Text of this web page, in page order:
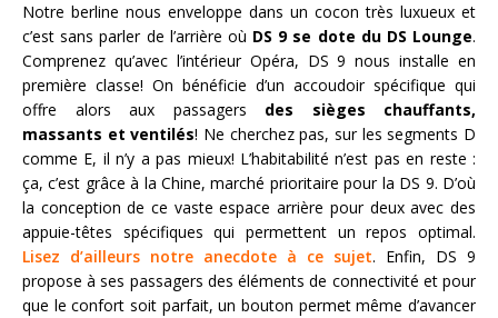
Notre berline nous enveloppe dans un cocon très luxueux et
c’est sans parler de l’arrière où DS 9 se dote du DS Lounge.
Comprenez qu’avec l’intérieur Opéra, DS 9 nous installe en
première classe! On bénéficie d’un accoudoir spécifique qui
offre alors aux passagers des sièges chauffants,
massants et ventilés! Ne cherchez pas, sur les segments D
comme E, il n’y a pas mieux! L’habitabilité n’est pas en reste :
ça, c’est grâce à la Chine, marché prioritaire pour la DS 9. D’où
la conception de ce vaste espace arrière pour deux avec des
appuie-têtes spécifiques qui permettent un repos optimal.
Lisez d’ailleurs notre anecdote à ce sujet. Enfin, DS 9
propose à ses passagers des éléments de connectivité et pour
que le confort soit parfait, un bouton permet même d’avancer